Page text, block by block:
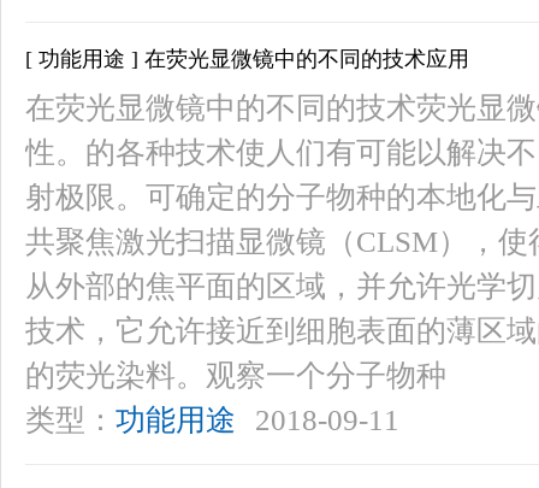
[ 功能用途 ] 在荧光显微镜中的不同的技术应用
在荧光显微镜中的不同的技术荧光显
性。的各种技术使人们有可能以解决
射极限。可确定的分子物种的本地化
共聚焦激光扫描显微镜（CLSM），
从外部的焦平面的区域，并允许光学
技术，它允许接近到细胞表面的薄区
的荧光染料。观察一个分子物种
类型： 功能用途 2018-09-11